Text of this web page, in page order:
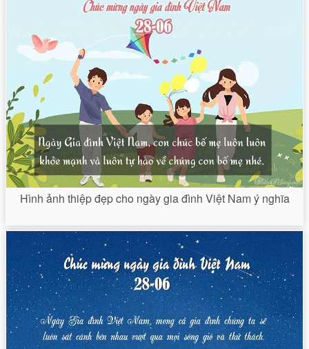
Hình ảnh thiệp đẹp cho ngày gia đình Việt Nam ý nghĩa